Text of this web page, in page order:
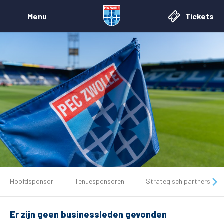
Menu Tickets
Tickets
Matchdays
Hoofdsponsor Tenuesponsoren Strategisch partners
Er zijn geen businessleden gevonden